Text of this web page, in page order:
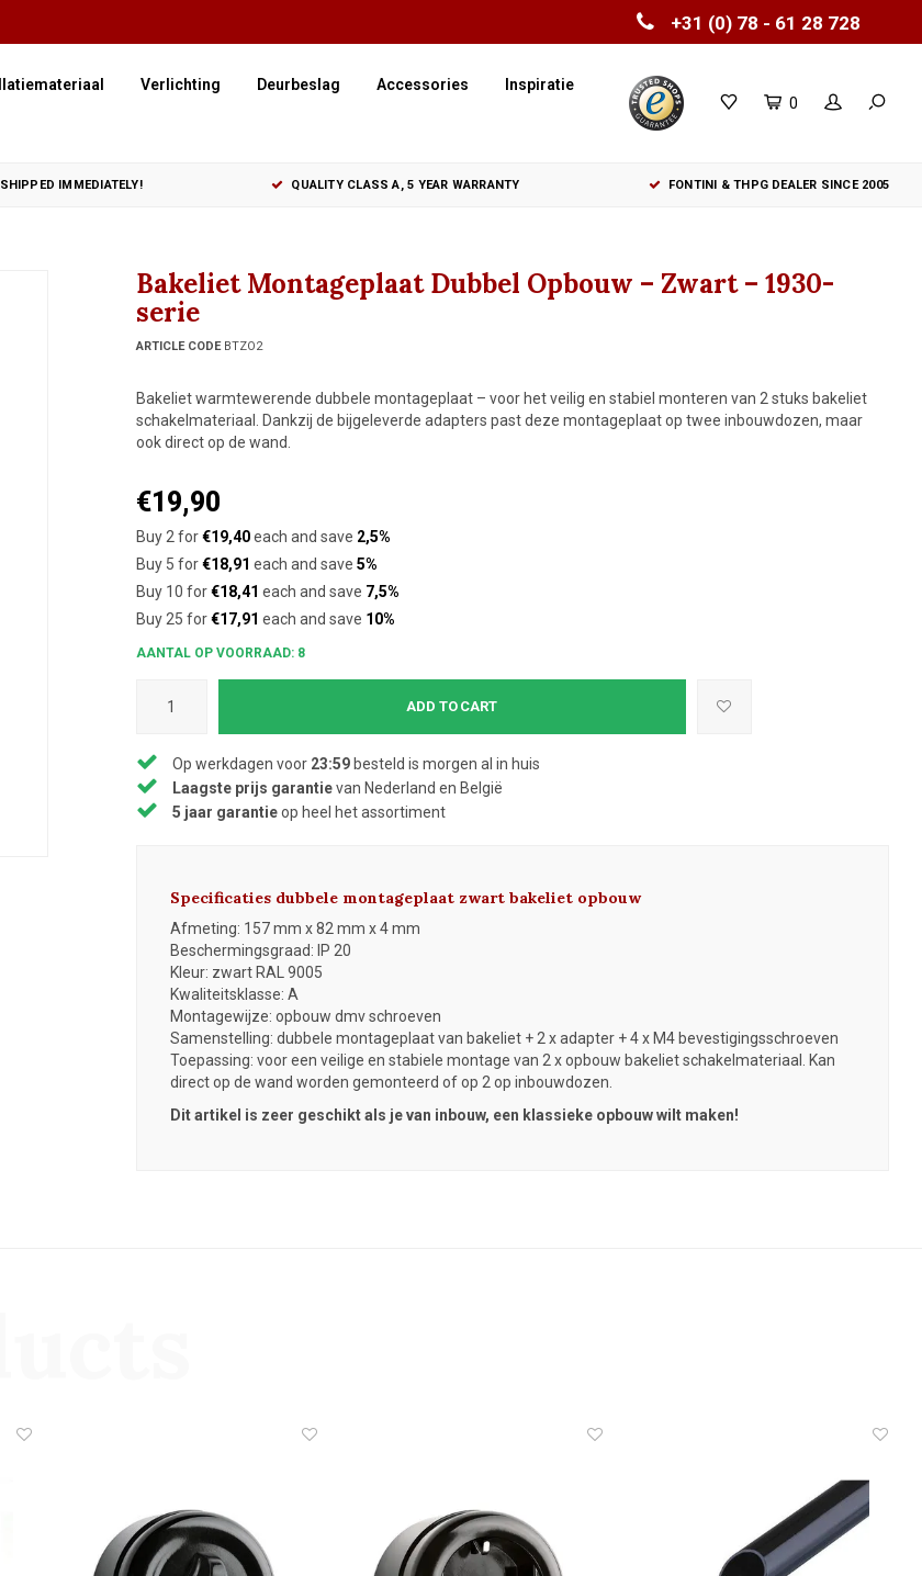
+31 (0) 78 - 61 28 728
Verlichting Deurbeslag Accessories Inspiratie
0
IMMEDIATELY! QUALITY CLASS A, 5 YEAR WARRANTY FONTINI & THPG DEALER SINCE 2005
Bakeliet Montageplaat Dubbel Opbouw – Zwart – 1930-
serie
ARTICLE CODEBTZO2
Bakeliet warmtewerende dubbele montageplaat – voor het veilig en stabiel monteren van 2 stuks bakeliet
schakelmateriaal. Dankzij de bijgeleverde adapters past deze montageplaat op twee inbouwdozen, maar
ook direct op de wand.
€19,90
Buy 2 for€19,40each and save 2,5%
Buy 5 for€18,91 each and save 5%
Buy 10 for€18,41 each and save 7,5%
Buy 25 for€17,91 each and save 10%
AANTAL OP VOORRAAD: 8
ADD TO CART
Op werkdagen voor 23:59besteld is morgen al in huis
Laagste prijs garantievan Nederland en België
5 jaar garantieop heel het assortiment
Specificaties dubbele montageplaat zwart bakeliet opbouw
Afmeting: 157 mm x 82 mm x 4 mm
Beschermingsgraad: IP 20
Kleur: zwart RAL 9005
Kwaliteitsklasse: A
Montagewijze: opbouw dmv schroeven
Samenstelling: dubbele montageplaat van bakeliet + 2 x adapter + 4 x M4 bevestigingsschroeven
Toepassing: voor een veilige en stabiele montage van 2 x opbouw bakeliet schakelmateriaal. Kan
direct op de wand worden gemonteerd of op 2 op inbouwdozen.
Dit artikel is zeer geschikt als je van inbouw, een klassieke opbouw wilt maken!